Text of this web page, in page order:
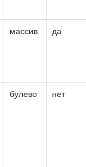
массив да
булево нет